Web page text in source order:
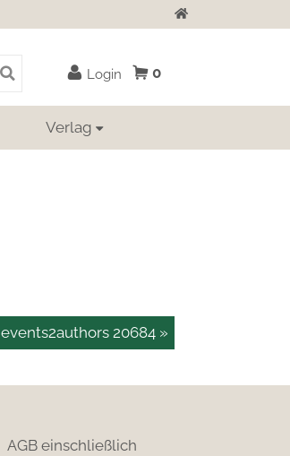
Zur Startseite
Login 0
Verlag
events2authors 20684 »
AGB einschließlich